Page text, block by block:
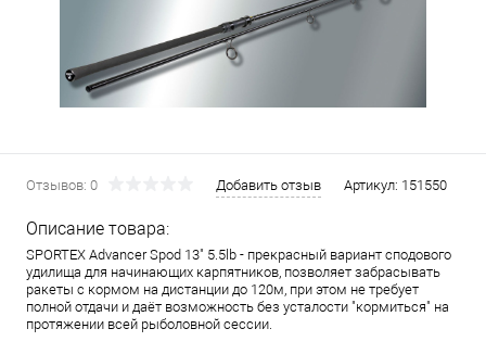
Отзывов: 0 Добавить отзыв Артикул: 151550
Описание товара:
SPORTEX Advancer Spod 13" 5.5lb - прекрасный вариант сподового
удилища для начинающих карпятников, позволяет забрасывать
ракеты с кормом на дистанции до 120м, при этом не требует
полной отдачи и даёт возможность без усталости "кормиться" на
протяжении всей рыболовной сессии.